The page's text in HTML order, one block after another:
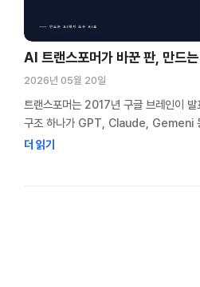
AI 트랜스포머가 바꾼 판, 만드
2026년 05월 20일
트랜스포머는 2017년 구글 브레인이 발
구조 하나가 GPT, Claude, Gemeni
됐다. 트랜스포머 이전에도 딥러닝은 있
더 읽기